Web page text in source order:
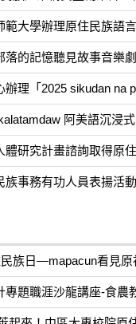
範大學辦理原住民族語
落的記憶聽見故事音樂劇
辦理「2025 sikudan na
阿美語沉浸式
體研究計畫諮詢取得原
事務有功人員表揚活動
民族日—mapacun看見
專題職涯沙龍講座-食農